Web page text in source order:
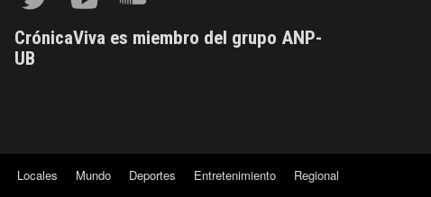
CrónicaViva es miembro del grupo ANP-
UB
Locales Mundo Deportes Entretenimiento Regional